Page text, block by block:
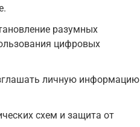
разумных
цифровых
личную информацию
схем и защита от